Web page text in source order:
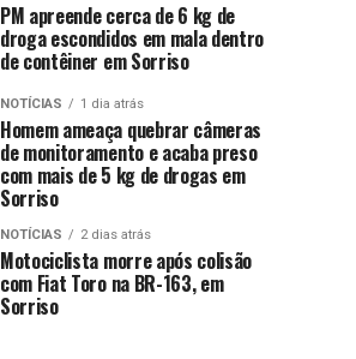
PM apreende cerca de 6 kg de
droga escondidos em mala dentro
de contêiner em Sorriso
NOTÍCIAS 1 dia atrás
Homem ameaça quebrar câmeras
de monitoramento e acaba preso
com mais de 5 kg de drogas em
Sorriso
NOTÍCIAS 2 dias atrás
Motociclista morre após colisão
com Fiat Toro na BR-163, em
Sorriso